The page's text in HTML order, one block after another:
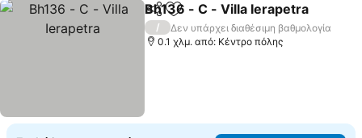
Κοινοποίηση
Προσθήκη στα αγαπημένα
Bh136 - C - Villa Ierapetra
/
Δεν υπάρχει διαθέσιμη βαθμολογία
0.1 χλμ. από: Κέντρο πόλης